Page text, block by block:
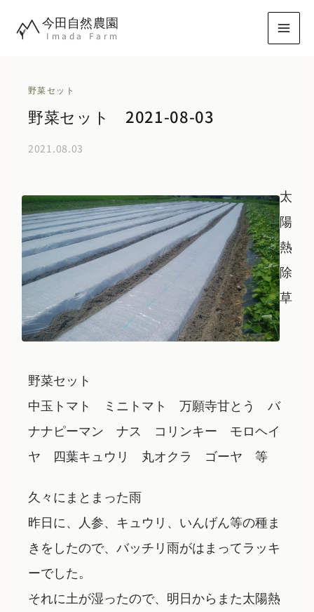
今田自然農園
Imada Farm
野菜セット
野菜セット 2021-08-03
2021.08.03
太
陽
熱
除
草
野菜セット
中玉トマト ミニトマト 万願寺甘とう バ
ナナピーマン ナス コリンキー モロヘイ
ヤ 四葉キュウリ 丸オクラ ゴーヤ 等
久々にまとまった雨
昨日に、人参、キュウリ、いんげん等の種ま
きをしたので、バッチリ雨がはまってラッキ
ーでした。
それに土が湿ったので、明日からまた太陽熱